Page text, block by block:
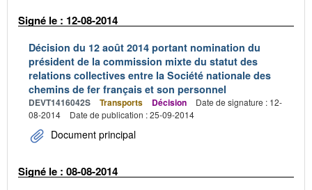
Signé le : 12-08-2014
Décision du 12 août 2014 portant nomination du
président de la commission mixte du statut des
relations collectives entre la Société nationale des
chemins de fer français et son personnel
DEVT1416042S Transports Décision
Date de signature : 12-
08-2014
Date de publication : 25-09-2014
Document principal
Signé le : 08-08-2014